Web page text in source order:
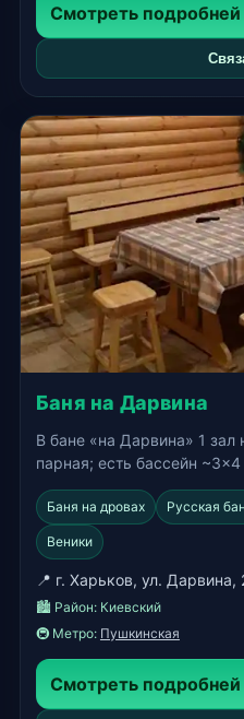
Смотреть подробней
Баня на Дарвина
В бане «на Дарвина» 1 зал
парная; есть бассейн
Баня на дровах Русская
Веники
📍 г. Харьков, ул. Дарвина,
🏙️ Район: Киевский
🚇 Метро: Пушкинская
Смотреть подробней